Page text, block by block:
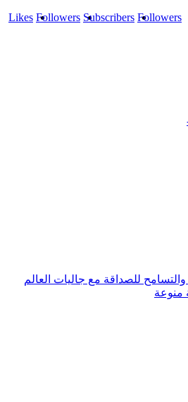
Likes Followers Subscribers Followers
للصداقة مع جاليات العالم
منوعة